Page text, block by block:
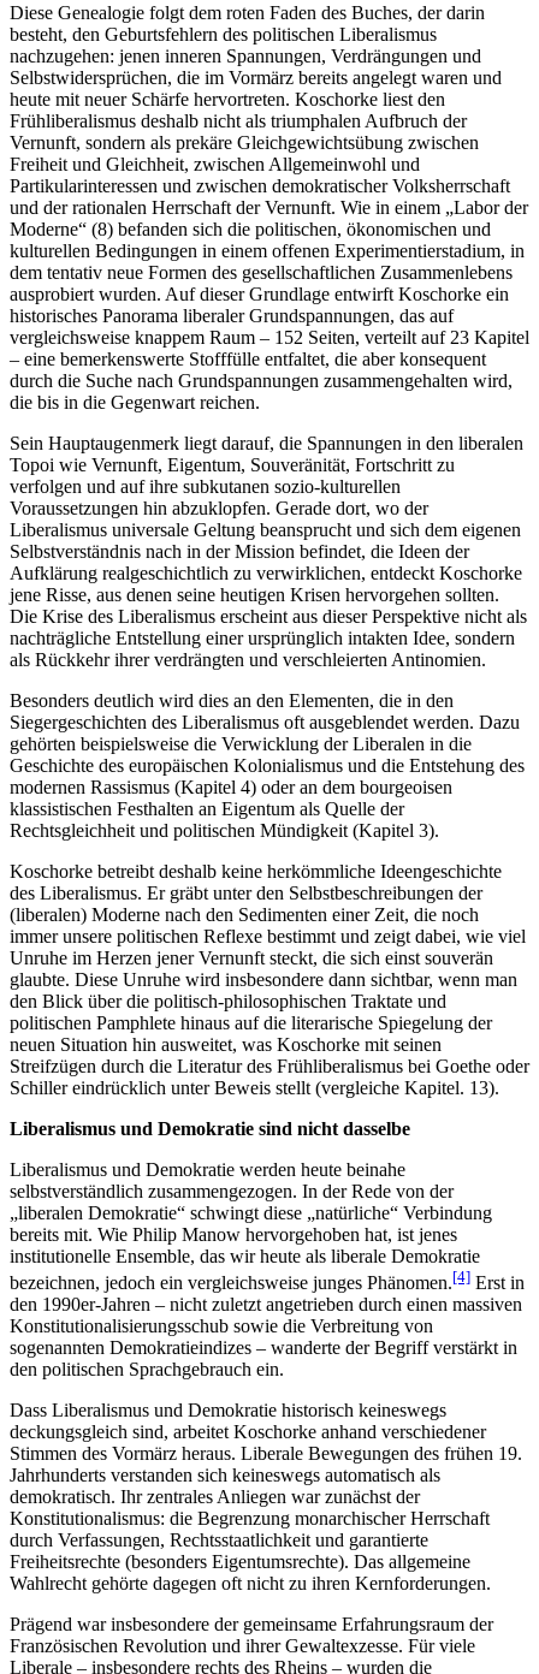
Diese Genealogie folgt dem roten Faden des Buches, der darin
besteht, den Geburtsfehlern des politischen Liberalismus
nachzugehen: jenen inneren Spannungen, Verdrängungen und
Selbstwidersprüchen, die im Vormärz bereits angelegt waren und
heute mit neuer Schärfe hervortreten. Koschorke liest den
Frühliberalismus deshalb nicht als triumphalen Aufbruch der
Vernunft, sondern als prekäre Gleichgewichtsübung zwischen
Freiheit und Gleichheit, zwischen Allgemeinwohl und
Partikularinteressen und zwischen demokratischer Volksherrschaft
und der rationalen Herrschaft der Vernunft. Wie in einem „Labor der
Moderne“ (8) befanden sich die politischen, ökonomischen und
kulturellen Bedingungen in einem offenen Experimentierstadium, in
dem tentativ neue Formen des gesellschaftlichen Zusammenlebens
ausprobiert wurden. Auf dieser Grundlage entwirft Koschorke ein
historisches Panorama liberaler Grundspannungen, das auf
vergleichsweise knappem Raum – 152 Seiten, verteilt auf 23 Kapitel
– eine bemerkenswerte Stofffülle entfaltet, die aber konsequent
durch die Suche nach Grundspannungen zusammengehalten wird,
die bis in die Gegenwart reichen.
Sein Hauptaugenmerk liegt darauf, die Spannungen in den liberalen
Topoi wie Vernunft, Eigentum, Souveränität, Fortschritt zu
verfolgen und auf ihre subkutanen sozio-kulturellen
Voraussetzungen hin abzuklopfen. Gerade dort, wo der
Liberalismus universale Geltung beansprucht und sich dem eigenen
Selbstverständnis nach in der Mission befindet, die Ideen der
Aufklärung realgeschichtlich zu verwirklichen, entdeckt Koschorke
jene Risse, aus denen seine heutigen Krisen hervorgehen sollten.
Die Krise des Liberalismus erscheint aus dieser Perspektive nicht als
nachträgliche Entstellung einer ursprünglich intakten Idee, sondern
als Rückkehr ihrer verdrängten und verschleierten Antinomien.
Besonders deutlich wird dies an den Elementen, die in den
Siegergeschichten des Liberalismus oft ausgeblendet werden. Dazu
gehörten beispielsweise die Verwicklung der Liberalen in die
Geschichte des europäischen Kolonialismus und die Entstehung des
modernen Rassismus (Kapitel 4) oder an dem bourgeoisen
klassistischen Festhalten an Eigentum als Quelle der
Rechtsgleichheit und politischen Mündigkeit (Kapitel 3).
Koschorke betreibt deshalb keine herkömmliche Ideengeschichte
des Liberalismus. Er gräbt unter den Selbstbeschreibungen der
(liberalen) Moderne nach den Sedimenten einer Zeit, die noch
immer unsere politischen Reflexe bestimmt und zeigt dabei, wie viel
Unruhe im Herzen jener Vernunft steckt, die sich einst souverän
glaubte. Diese Unruhe wird insbesondere dann sichtbar, wenn man
den Blick über die politisch-philosophischen Traktate und
politischen Pamphlete hinaus auf die literarische Spiegelung der
neuen Situation hin ausweitet, was Koschorke mit seinen
Streifzügen durch die Literatur des Frühliberalismus bei Goethe oder
Schiller eindrücklich unter Beweis stellt (vergleiche Kapitel. 13).
Liberalismus und Demokratie sind nicht dasselbe
Liberalismus und Demokratie werden heute beinahe
selbstverständlich zusammengezogen. In der Rede von der
„liberalen Demokratie“ schwingt diese „natürliche“ Verbindung
bereits mit. Wie Philip Manow hervorgehoben hat, ist jenes
institutionelle Ensemble, das wir heute als liberale Demokratie
bezeichnen, jedoch ein vergleichsweise junges Phänomen.[4] Erst in
den 1990er-Jahren – nicht zuletzt angetrieben durch einen massiven
Konstitutionalisierungsschub sowie die Verbreitung von
sogenannten Demokratieindizes – wanderte der Begriff verstärkt in
den politischen Sprachgebrauch ein.
Dass Liberalismus und Demokratie historisch keineswegs
deckungsgleich sind, arbeitet Koschorke anhand verschiedener
Stimmen des Vormärz heraus. Liberale Bewegungen des frühen 19.
Jahrhunderts verstanden sich keineswegs automatisch als
demokratisch. Ihr zentrales Anliegen war zunächst der
Konstitutionalismus: die Begrenzung monarchischer Herrschaft
durch Verfassungen, Rechtsstaatlichkeit und garantierte
Freiheitsrechte (besonders Eigentumsrechte). Das allgemeine
Wahlrecht gehörte dagegen oft nicht zu ihren Kernforderungen.
Prägend war insbesondere der gemeinsame Erfahrungsraum der
Französischen Revolution und ihrer Gewaltexzesse. Für viele
Liberale – insbesondere rechts des Rheins – wurden die